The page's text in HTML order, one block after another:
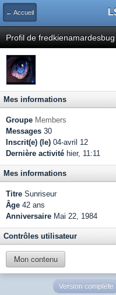
← Accueil
Profil de fredkienamardesbug
Mes informations
Groupe Members
Messages 30
Inscrit(e) (le) 04-avril 12
Dernière activité hier, 11:11
Mes informations
Titre Sunriseur
Âge 42 ans
Anniversaire Mai 22, 1984
Contrôles utilisateur
Mon contenu
Version complète